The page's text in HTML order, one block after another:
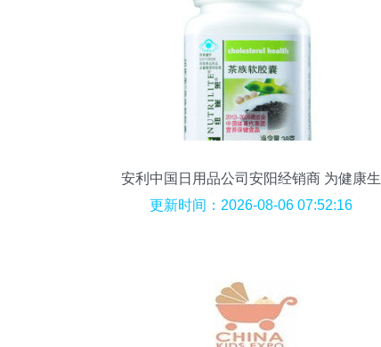
安利中国日用品公司安阳经销商 为健康生
活添彩，以品质服务引领社区实践
更新时间：2026-08-06 07:52:16